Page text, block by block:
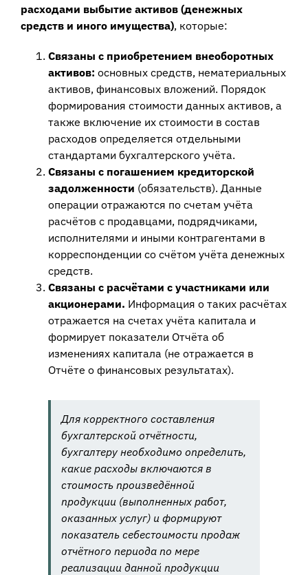
расходами выбытие активов (денежных
средств и иного имущества), которые:
Связаны с приобретением внеоборотных
активов: основных средств, нематериальных
активов, финансовых вложений. Порядок
формирования стоимости данных активов, а
также включение их стоимости в состав
расходов определяется отдельными
стандартами бухгалтерского учёта.
Связаны с погашением кредиторской
задолженности (обязательств). Данные
операции отражаются по счетам учёта
расчётов с продавцами, подрядчиками,
исполнителями и иными контрагентами в
корреспонденции со счётом учёта денежных
средств.
Связаны с расчётами с участниками или
акционерами. Информация о таких расчётах
отражается на счетах учёта капитала и
формирует показатели Отчёта об
изменениях капитала (не отражается в
Отчёте о финансовых результатах).
Для корректного составления
бухгалтерской отчётности,
бухгалтеру необходимо определить,
какие расходы включаются в
стоимость произведённой
продукции (выполненных работ,
оказанных услуг) и формируют
показатель себестоимости продаж
отчётного периода по мере
реализации данной продукции